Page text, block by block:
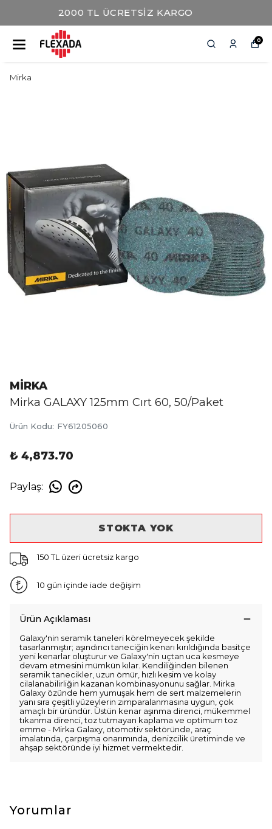
AYNI GÜN KARGO İMKANI
0
Mirka
MİRKA
Mirka GALAXY 125mm Cırt 60, 50/Paket
Ürün Kodu: FY61205060
₺ 4,873.70
Paylaş:
STOKTA YOK
150 TL üzeri ücretsiz kargo
10 gün içinde iade değişim
Ürün Açıklaması
Galaxy'nin seramik taneleri körelmeyecek şekilde
tasarlanmıştır; aşındırıcı taneciğin kenarı kırıldığında basitçe
yeni kenarlar oluşturur ve Galaxy'nin uçtan uca kesmeye
devam etmesini mümkün kılar. Kendiliğinden bilenen
seramik tanecikler, uzun ömür, hızlı kesim ve kolay
cilalanabilirliğin kazanan kombinasyonunu sağlar. Mirka
Galaxy özünde hem yumuşak hem de sert malzemelerin
yanı sıra çeşitli yüzeylerin zımparalanmasına uygun, çok
amaçlı bir üründür. Üstün kenar aşınma direnci, mükemmel
tıkanma direnci, toz tutmayan kaplama ve optimum toz
emme - Mirka Galaxy, otomotiv sektöründe, araç
imalatında, çarpışma onarımında, denizcilik üretiminde ve
ahşap sektöründe iyi hizmet vermektedir.
Yorumlar